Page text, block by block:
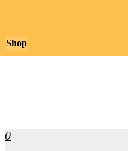
0
Shop